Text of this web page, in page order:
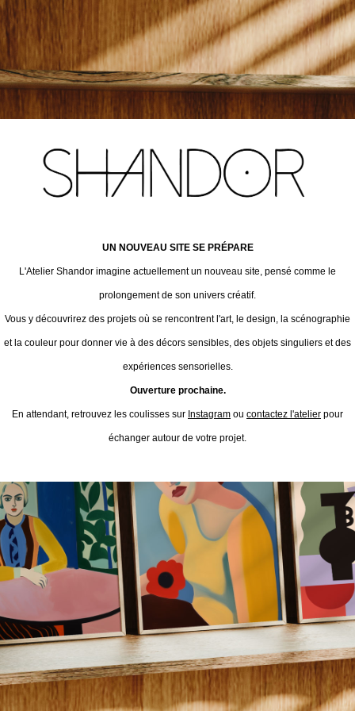
UN NOUVEAU SITE SE PRÉPARE
L'Atelier Shandor imagine actuellement un nouveau site, pensé comme le
prolongement de son univers créatif.
Vous y découvrirez des projets où se rencontrent l'art, le design, la scénographie
et la couleur pour donner vie à des décors sensibles, des objets singuliers et des
expériences sensorielles.
Ouverture prochaine.
En attendant, retrouvez les coulisses sur Instagram ou contactez l'atelier pour
échanger autour de votre projet.